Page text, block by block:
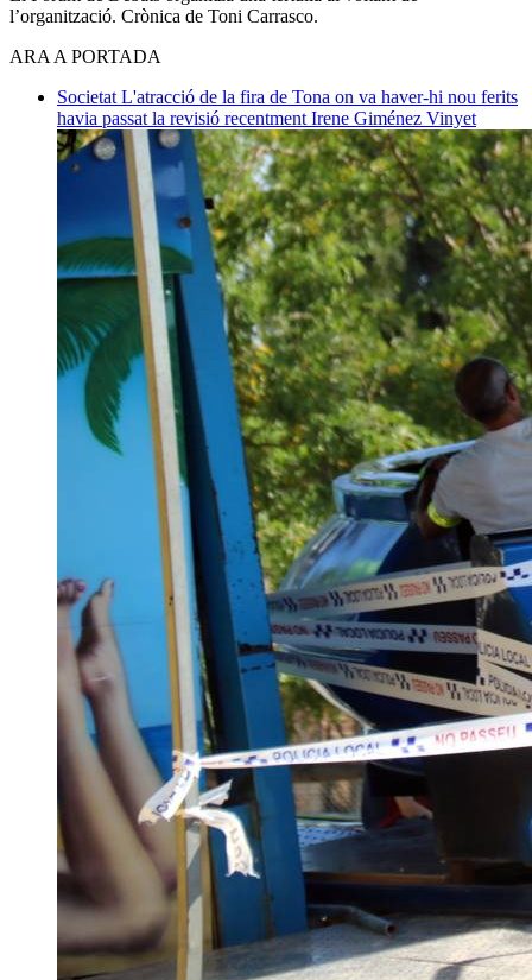
l’organització. Crònica de Toni Carrasco.
ARA A PORTADA
Societat L'atracció de la fira de Tona on va haver-hi nou ferits
havia passat la revisió recentment Irene Giménez Vinyet